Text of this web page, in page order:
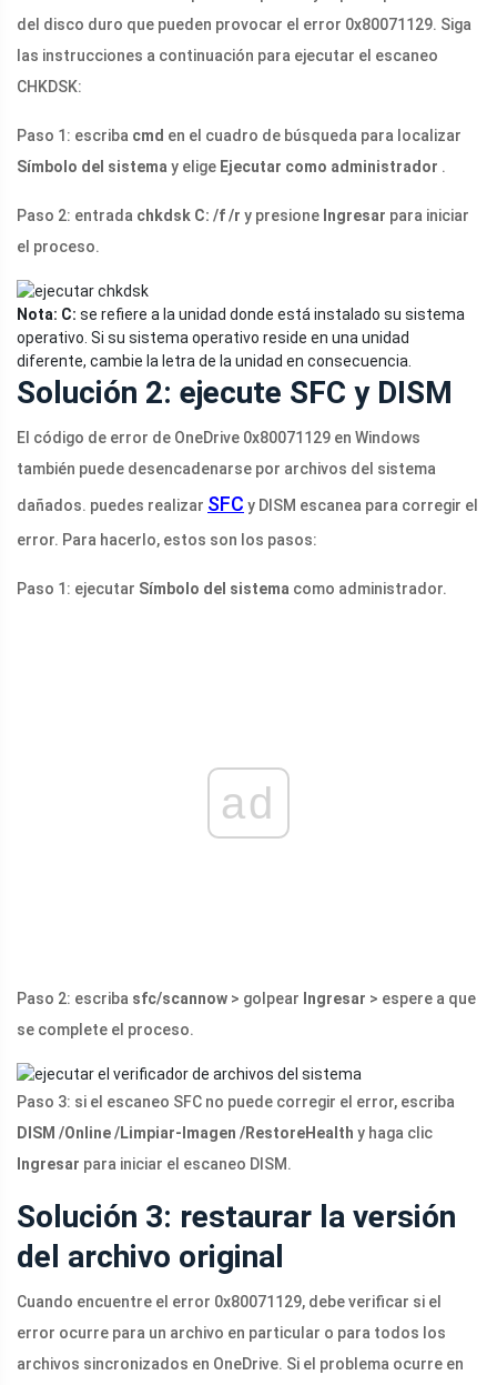
del disco duro que pueden provocar el error 0x80071129. Siga
las instrucciones a continuación para ejecutar el escaneo
CHKDSK:
Paso 1: escriba cmd en el cuadro de búsqueda para localizar
Símbolo del sistema y elige Ejecutar como administrador .
Paso 2: entrada chkdsk C: /f /r y presione Ingresar para iniciar
el proceso.
Nota: C: se refiere a la unidad donde está instalado su sistema
operativo. Si su sistema operativo reside en una unidad
diferente, cambie la letra de la unidad en consecuencia.
Solución 2: ejecute SFC y DISM
El código de error de OneDrive 0x80071129 en Windows
también puede desencadenarse por archivos del sistema
dañados. puedes realizar SFC y DISM escanea para corregir el
error. Para hacerlo, estos son los pasos:
Paso 1: ejecutar Símbolo del sistema como administrador.
ad
Paso 2: escriba sfc/scannow > golpear Ingresar > espere a que
se complete el proceso.
Paso 3: si el escaneo SFC no puede corregir el error, escriba
DISM /Online /Limpiar-Imagen /RestoreHealth y haga clic
Ingresar para iniciar el escaneo DISM.
Solución 3: restaurar la versión
del archivo original
Cuando encuentre el error 0x80071129, debe verificar si el
error ocurre para un archivo en particular o para todos los
archivos sincronizados en OneDrive. Si el problema ocurre en